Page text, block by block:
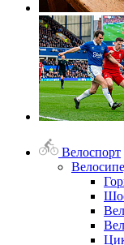
Велоспорт